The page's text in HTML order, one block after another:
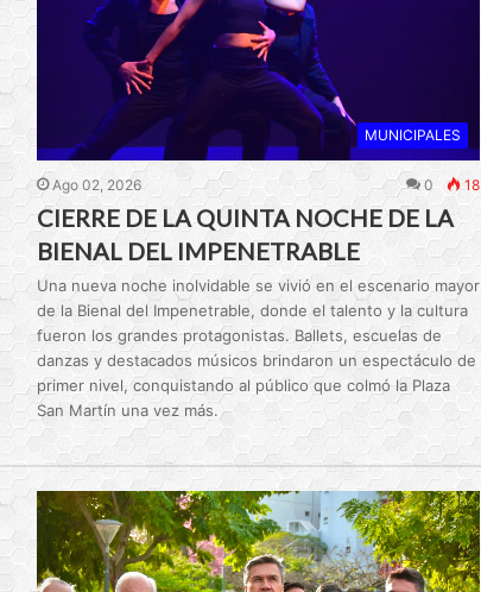
MUNICIPALES
Ago 02, 2026 0 18
CIERRE DE LA QUINTA NOCHE DE LA
BIENAL DEL IMPENETRABLE
Una nueva noche inolvidable se vivió en el escenario mayor
de la Bienal del Impenetrable, donde el talento y la cultura
fueron los grandes protagonistas. Ballets, escuelas de
danzas y destacados músicos brindaron un espectáculo de
primer nivel, conquistando al público que colmó la Plaza
San Martín una vez más.